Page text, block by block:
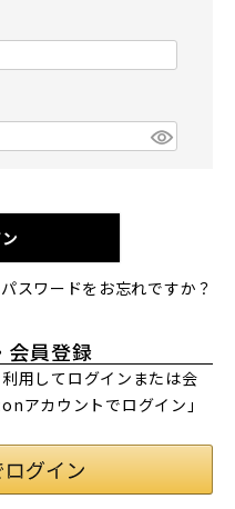
パスワードをお忘れですか？
会員登録
用してログインまたは会
アカウントでログイン」